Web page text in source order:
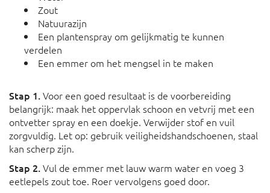
Zout
Natuurazijn
Een plantenspray om gelijkmatig te kunnen
verdelen
Een emmer om het mengsel in te maken
Stap 1.Voor een goed resultaat is de voorbereiding
belangrijk: maak het oppervlak schoon en vetvrij met een
ontvetter spray en een doekje. Verwijder stof en vuil
zorgvuldig. Let op: gebruik veiligheidshandschoenen, staal
kan scherp zijn.
Stap 2.Vul de emmer met lauw warm water en voeg 3
eetlepels zout toe. Roer vervolgens goed door.